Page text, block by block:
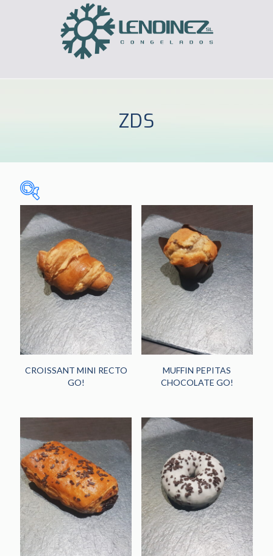
ZDS
Sin categorizar
CELIACOS
HOGAR(185)
HORECA(242)
PANADERÍA Y
PASTELERÍA(48)
NOVEDADES(13)
CROISSANT MINI RECTO
GO!
MUFFIN PEPITAS
CHOCOLATE GO!